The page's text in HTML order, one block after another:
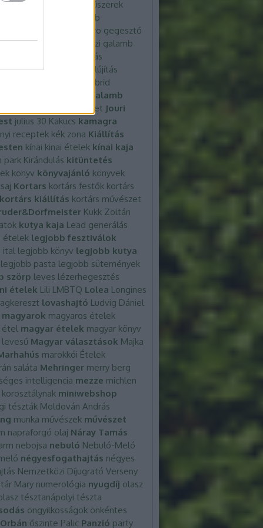
fürdőszoba
fűszerek
galamb
gasztro gegesztő
ai pro
Görbeházi galamb
gyorshajtás
halcapone
házfelújítás
Hibrid
húsgalamb
iskolaszövetkezet Jouri
julius 30 Kakucs kamagra
receptek kék zona Kiállítás
kínai kinai ételek kínai kaja
park Kirándulás kitüntetés
könyv könyvajánló könyvek
Kortars kortárs festők kortárs
kortárs kiállítás kortárs művészet
Kukk Zoltán
kutya kaja Lead generálás
ételek legjobb fesztiválok
ital legjobb könyv legjobb kutya
legjobb pasta legjobb sütemények
szörp leves lézerhegesztés
ételek Lili LMBTQ Lolea Longines
lovashajtó Ludvig Dániel
magyarok magyaros ételek
étel magyar ételek magyar könyv
levesű Magyar választások Majka
marokkói Ételek
saláta Mehringer merry berg
intelligencia mezze michlen
miniwebshop
tészták Moldován András
munka művészek művészet
napraforgó olaj Náray Tamás
nebojsa nebuló Nebuló-Meló
négyesfogathajtás négyes
Nemzetközi Díjugrató Verseny
Mary numerológia nyugdíj olasz
tésztanápolyi tészta
öngyilkosságok önkéntes
Orbán őszinte Palic Panzió party